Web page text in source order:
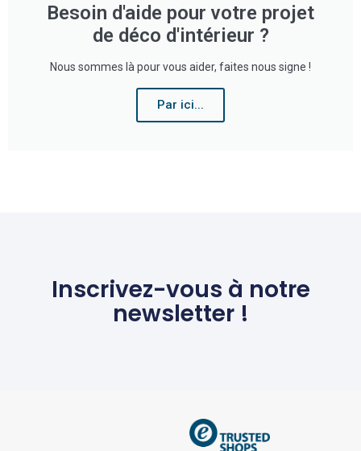
Besoin d'aide pour votre projet
de déco d'intérieur ?
Nous sommes là pour vous aider, faites nous signe !
Par ici...
Inscrivez-vous à notre
newsletter !